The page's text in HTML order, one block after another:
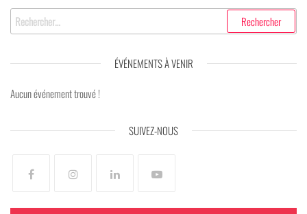
ÉVÉNEMENTS À VENIR
Aucun événement trouvé !
SUIVEZ-NOUS